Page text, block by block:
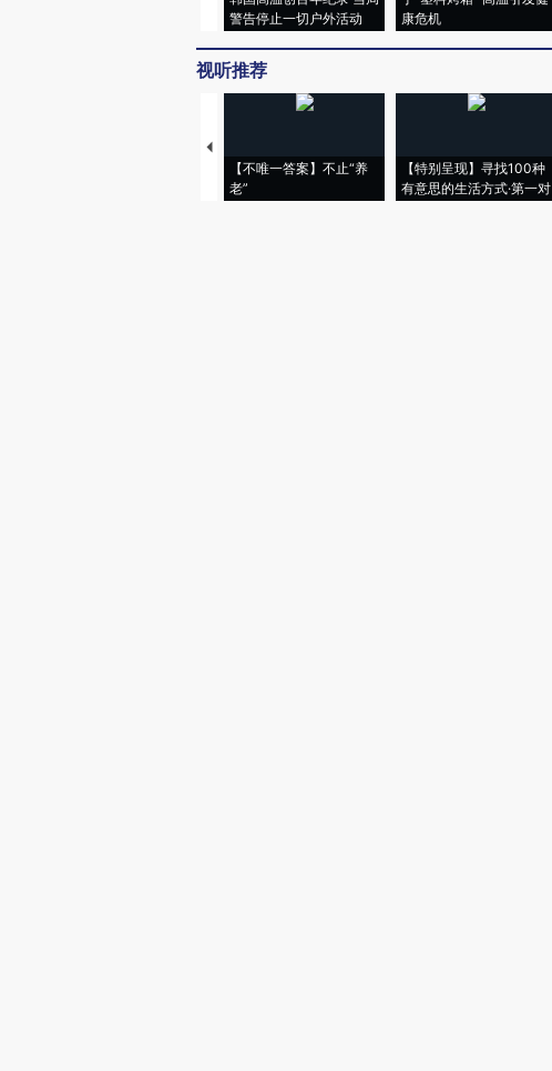
警告停止一切户外活动
康危机
视听推荐
【不唯一答案】不止“养
老”
【特别呈现】寻找100种
有意思的生活方式·第一对